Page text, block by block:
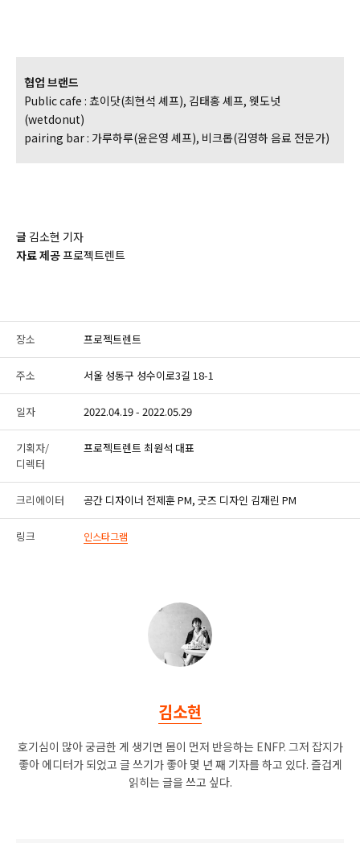
협업 브랜드
Public cafe : 쵸이닷(최현석 셰프), 김태홍 셰프, 웻도넛
(wetdonut)
pairing bar : 가루하루(윤은영 셰프), 비크롭(김영하 음료 전문가)
글 김소현 기자
자료 제공프로젝트렌트
장소 프로젝트렌트
주소 서울 성동구 성수이로3길 18-1
일자 2022.04.19 - 2022.05.29
기획자/
디렉터
프로젝트렌트 최원석 대표
크리에이터 공간 디자이너 전제훈 PM, 굿즈 디자인 김재린 PM
링크 인스타그램
김소현
호기심이 많아 궁금한 게 생기면 몸이 먼저 반응하는 ENFP. 그저 잡지가
좋아 에디터가 되었고 글 쓰기가 좋아 몇 년 째 기자를 하고 있다. 즐겁게
읽히는 글을 쓰고 싶다.